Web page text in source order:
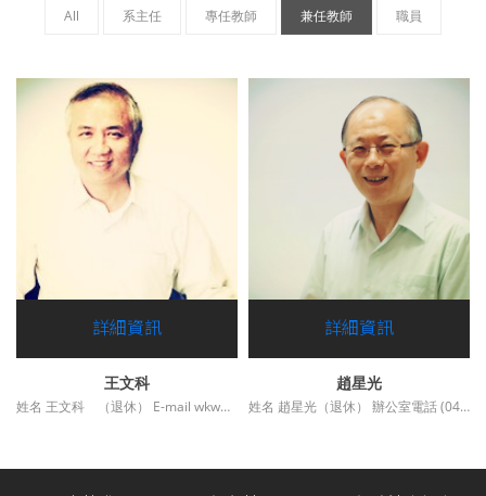
All 系主任 專任教師 兼任教師 職員
詳細資訊
王文科
姓名 王文科 （退休） E-mail wkw@thu.edu.tw ....
詳細資訊
趙星光
姓名 趙星光（退休） 辦公室電話 (04)23590121-36900*205 傳真 (04) 2358....